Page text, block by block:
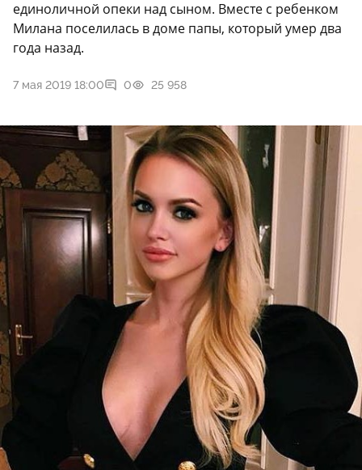
единоличной опеки над сыном. Вместе с ребенком
Милана поселилась в доме папы, который умер два
года назад.
7 мая 2019 18:00 0 25 958